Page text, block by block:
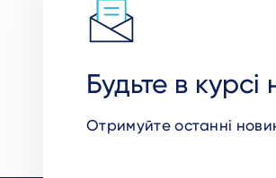
Будьте в курсі
Отримуйте останні